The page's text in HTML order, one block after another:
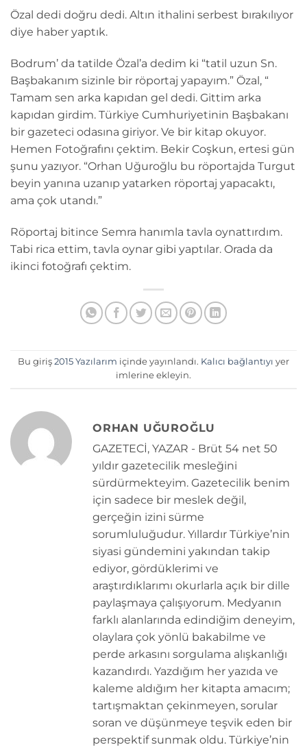
Özal dedi doğru dedi. Altın ithalini serbest bırakılıyor
diye haber yaptık.
Bodrum’ da tatilde Özal’a dedim ki “tatil uzun Sn.
Başbakanım sizinle bir röportaj yapayım.” Özal, “
Tamam sen arka kapıdan gel dedi. Gittim arka
kapıdan girdim. Türkiye Cumhuriyetinin Başbakanı
bir gazeteci odasına giriyor. Ve bir kitap okuyor.
Hemen Fotoğrafını çektim. Bekir Coşkun, ertesi gün
şunu yazıyor. “Orhan Uğuroğlu bu röportajda Turgut
beyin yanına uzanıp yatarken röportaj yapacaktı,
ama çok utandı.”
Röportaj bitince Semra hanımla tavla oynattırdım.
Tabi rica ettim, tavla oynar gibi yaptılar. Orada da
ikinci fotoğrafı çektim.
Bu giriş 2015 Yazılarım içinde yayınlandı. Kalıcı bağlantıyı yer
imlerine ekleyin.
ORHAN UĞUROĞLU
GAZETECİ, YAZAR - Brüt 54 net 50
yıldır gazetecilik mesleğini
sürdürmekteyim. Gazetecilik benim
için sadece bir meslek değil,
gerçeğin izini sürme
sorumluluğudur. Yıllardır Türkiye’nin
siyasi gündemini yakından takip
ediyor, gördüklerimi ve
araştırdıklarımı okurlarla açık bir dille
paylaşmaya çalışıyorum. Medyanın
farklı alanlarında edindiğim deneyim,
olaylara çok yönlü bakabilme ve
perde arkasını sorgulama alışkanlığı
kazandırdı. Yazdığım her yazıda ve
kaleme aldığım her kitapta amacım;
tartışmaktan çekinmeyen, sorular
soran ve düşünmeye teşvik eden bir
perspektif sunmak oldu. Türkiye’nin